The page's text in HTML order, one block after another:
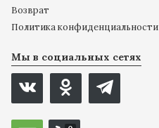
Возврат
Политика конфиденциальности
Мы в социальных сетях